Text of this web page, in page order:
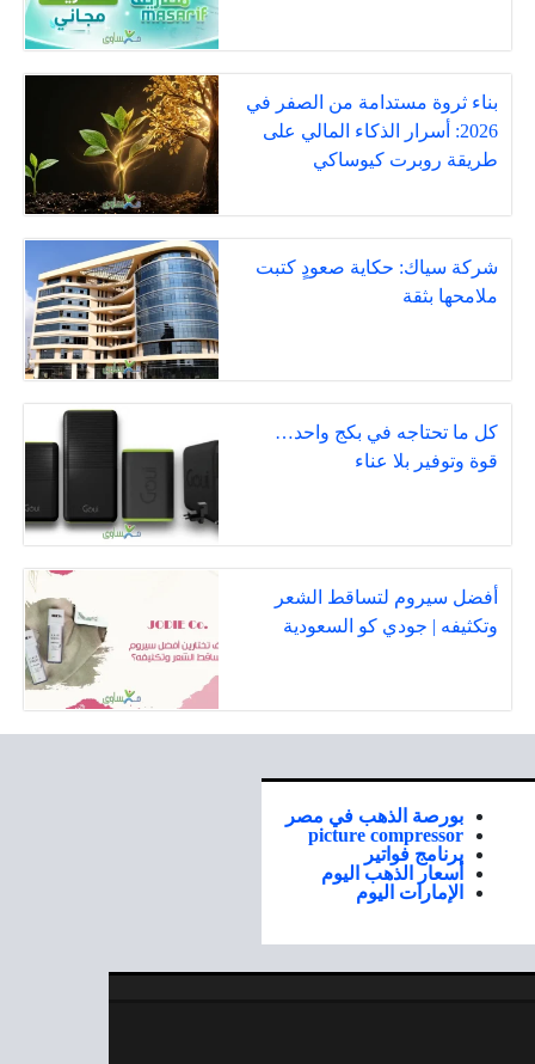
بناء ثروة مستدامة من الصفر في
2026: أسرار الذكاء المالي على
طريقة روبرت كيوساكي
شركة سياك: حكاية صعودٍ كتبت
ملامحها بثقة
كل ما تحتاجه في بكج واحد…
قوة وتوفير بلا عناء
أفضل سيروم لتساقط الشعر
وتكثيفه | جودي كو السعودية
بورصة الذهب في مصر
picture compressor
برنامج فواتير
أسعار الذهب اليوم
الإمارات اليوم